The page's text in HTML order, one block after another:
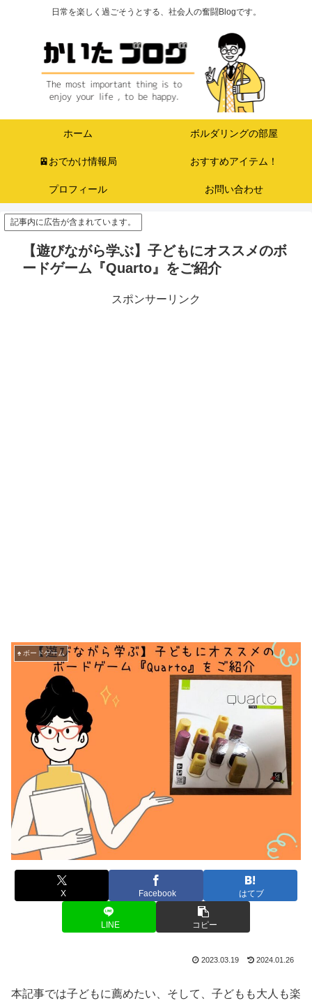
日常を楽しく過ごそうとする、社会人の奮闘Blogです。
ホーム ボルダリングの部屋
🚈おでかけ情報局 おすすめアイテム！
プロフィール お問い合わせ
記事内に広告が含まれています。
【遊びながら学ぶ】子どもにオススメのボ
ードゲーム『Quarto』をご紹介
スポンサーリンク
♠ ボードゲーム
X Facebook はてブ
LINE コピー
2023.03.19 2024.01.26
本記事では子どもに薦めたい、そして、子どもも大人も楽